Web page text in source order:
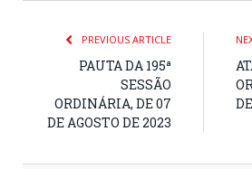
PREVIOUS ARTICLE
PAUTA DA 195ª
SESSÃO
ORDINÁRIA, DE 07
DE AGOSTO DE 2023